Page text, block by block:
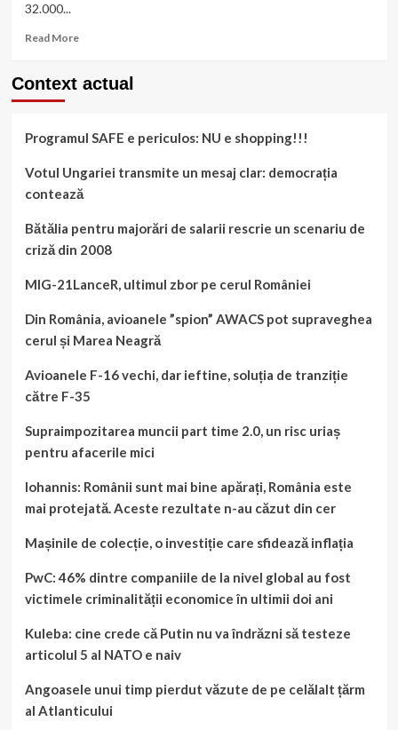
32.000...
Read MoreRead
Macron
în
Context actual
Programul SAFE e periculos: NU e shopping!!!
Votul Ungariei transmite un mesaj clar: democrația
contează
Bătălia pentru majorări de salarii rescrie un scenariu de
criză din 2008
MIG-21LanceR, ultimul zbor pe cerul României
Din România, avioanele ”spion” AWACS pot supraveghea
cerul și Marea Neagră
Avioanele F-16 vechi, dar ieftine, soluția de tranziție
către F-35
Supraimpozitarea muncii part time 2.0, un risc uriaș
pentru afacerile mici
Iohannis: Românii sunt mai bine apărați, România este
mai protejată. Aceste rezultate n-au căzut din cer
Mașinile de colecție, o investiție care sfidează inflația
PwC: 46% dintre companiile de la nivel global au fost
victimele criminalității economice în ultimii doi ani
Kuleba: cine crede că Putin nu va îndrăzni să testeze
articolul 5 al NATO e naiv
Angoasele unui timp pierdut văzute de pe celălalt țărm
al Atlanticului